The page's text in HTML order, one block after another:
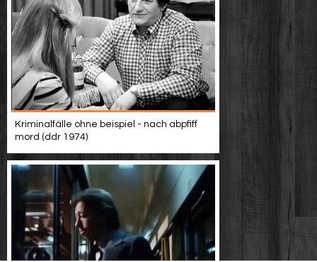
Kriminalfälle ohne beispiel - nach abpfiff
mord (ddr 1974)